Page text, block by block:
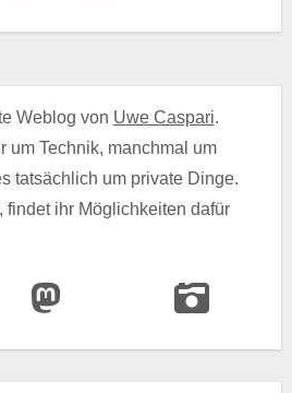
Weblog von Uwe Caspari.
um Technik, manchmal um
tatsächlich um private Dinge.
findet ihr Möglichkeiten dafür